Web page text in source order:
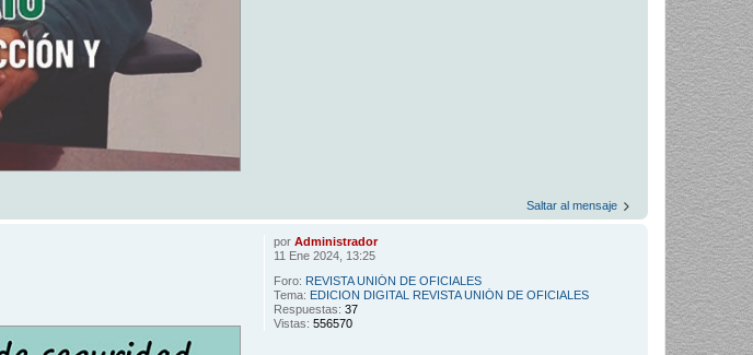
Saltar al mensaje
porAdministrador
11 Ene 2024, 13:25
Foro: REVISTA UNIÓN DE OFICIALES
Tema: EDICION DIGITAL REVISTA UNIÓN DE OFICIALES
Respuestas:37
Vistas:556570